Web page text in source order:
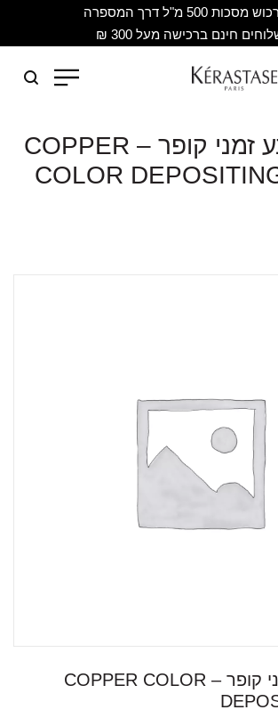
500 מ"ל דרך המספרה
חינם ברכישה מעל 300 ₪
מסכת צבע זמני קופר – COPPER
COLOR
מסכת צבע זמני קופר – COPPER COLOR